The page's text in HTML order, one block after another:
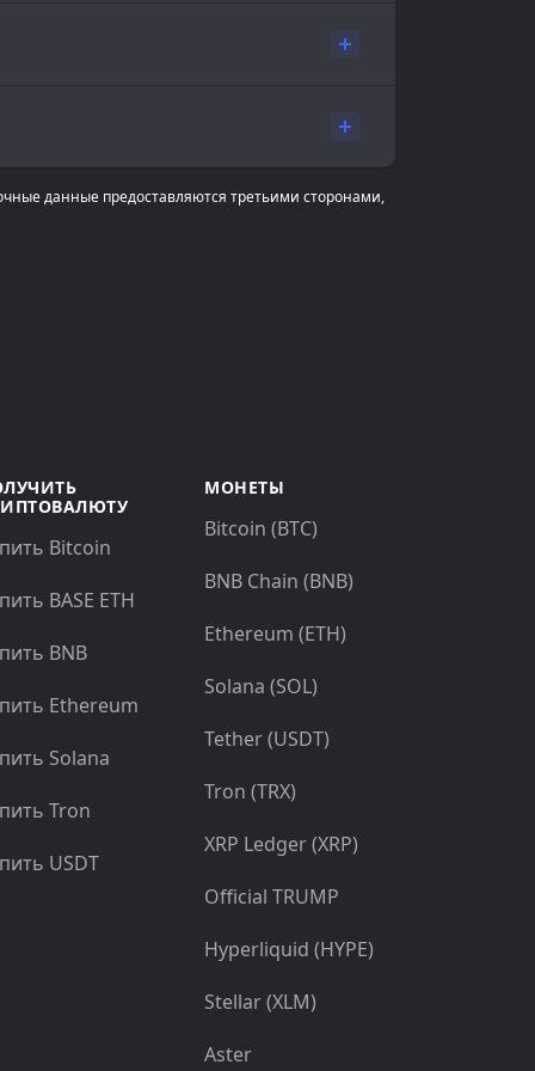
данные предоставляются третьими сторонами,
Bitcoin
BASE ETH
BNB
Ethereum
Solana
Tron
USDT
МОНЕТЫ
Bitcoin (BTC)
BNB Chain (BNB)
Ethereum (ETH)
Solana (SOL)
Tether (USDT)
Tron (TRX)
XRP Ledger (XRP)
Official TRUMP
Hyperliquid (HYPE)
Stellar (XLM)
Aster